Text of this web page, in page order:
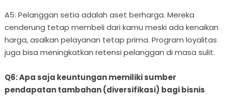
A5: Pelanggan setia adalah aset berharga. Mereka
cenderung tetap membeli dari kamu meski ada kenaikan
harga, asalkan pelayanan tetap prima. Program loyalitas
juga bisa meningkatkan retensi pelanggan di masa sulit.
Q6: Apa saja keuntungan memiliki sumber
pendapatan tambahan (diversifikasi) bagi bisnis